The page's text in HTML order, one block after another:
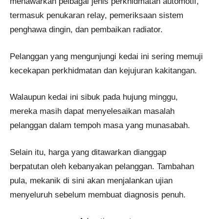
termasuk penukaran relay, pemeriksaan sistem
penghawa dingin, dan pembaikan radiator.
Pelanggan yang mengunjungi kedai ini sering memuji
kecekapan perkhidmatan dan kejujuran kakitangan.
Walaupun kedai ini sibuk pada hujung minggu,
mereka masih dapat menyelesaikan masalah
pelanggan dalam tempoh masa yang munasabah.
Selain itu, harga yang ditawarkan dianggap
berpatutan oleh kebanyakan pelanggan. Tambahan
pula, mekanik di sini akan menjalankan ujian
menyeluruh sebelum membuat diagnosis penuh.